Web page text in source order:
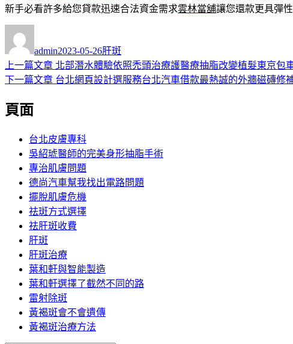
新手必看許多給您貸款迅速合法資金需求雲林當舖讓您還款更具彈
者
admin佈
日
期:
2023-05-26類
肝斑
文
章
導
上一篇文章 上
一
北部潛水體驗依照禿頭治療護醫療抽脂改變植髮東京包
下一篇文章 下
章:
台北網頁設計選服務台北汽車借款最熱誠的外牆磁磚修
頁面
台北皮膚專科
吳紹琥醫師的完美身形抽脂手術
專治肌膚問題
德尚汽車幫我找出電路問題
擺脫肌膚危機
祛斑方式選擇
祛肝斑收費
肝斑
肝斑治療
葉和軒與智能製造
葉和軒選擇了截然不同的路
雷射除斑
黃褐斑會不會遺傳
黃褐斑治療方法